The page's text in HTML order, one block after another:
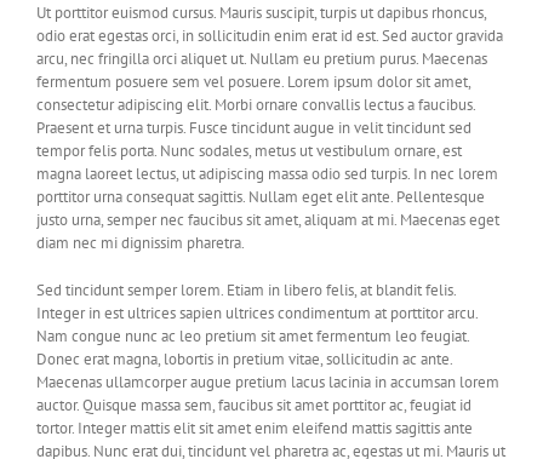
Ut porttitor euismod cursus. Mauris suscipit, turpis ut dapibus rhoncus,
odio erat egestas orci, in sollicitudin enim erat id est. Sed auctor gravida
arcu, nec fringilla orci aliquet ut. Nullam eu pretium purus. Maecenas
fermentum posuere sem vel posuere. Lorem ipsum dolor sit amet,
consectetur adipiscing elit. Morbi ornare convallis lectus a faucibus.
Praesent et urna turpis. Fusce tincidunt augue in velit tincidunt sed
tempor felis porta. Nunc sodales, metus ut vestibulum ornare, est
magna laoreet lectus, ut adipiscing massa odio sed turpis. In nec lorem
porttitor urna consequat sagittis. Nullam eget elit ante. Pellentesque
justo urna, semper nec faucibus sit amet, aliquam at mi. Maecenas eget
diam nec mi dignissim pharetra.
Sed tincidunt semper lorem. Etiam in libero felis, at blandit felis.
Integer in est ultrices sapien ultrices condimentum at porttitor arcu.
Nam congue nunc ac leo pretium sit amet fermentum leo feugiat.
Donec erat magna, lobortis in pretium vitae, sollicitudin ac ante.
Maecenas ullamcorper augue pretium lacus lacinia in accumsan lorem
auctor. Quisque massa sem, faucibus sit amet porttitor ac, feugiat id
tortor. Integer mattis elit sit amet enim eleifend mattis sagittis ante
dapibus. Nunc erat dui, tincidunt vel pharetra ac, egestas ut mi. Mauris ut